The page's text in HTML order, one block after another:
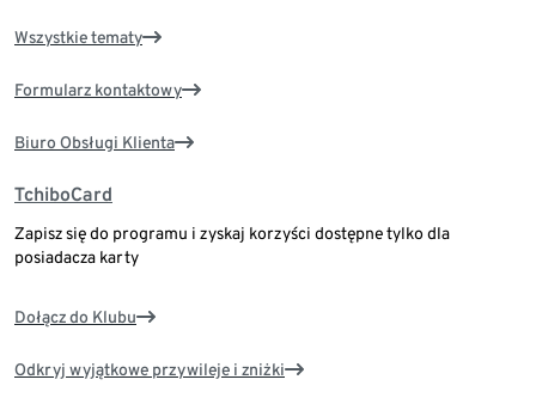
Wszystkie tematy
Formularz kontaktowy
Biuro Obsługi Klienta
TchiboCard
Zapisz się do programu i zyskaj korzyści dostępne tylko dla
posiadacza karty
Dołącz do Klubu
Odkryj wyjątkowe przywileje i zniżki